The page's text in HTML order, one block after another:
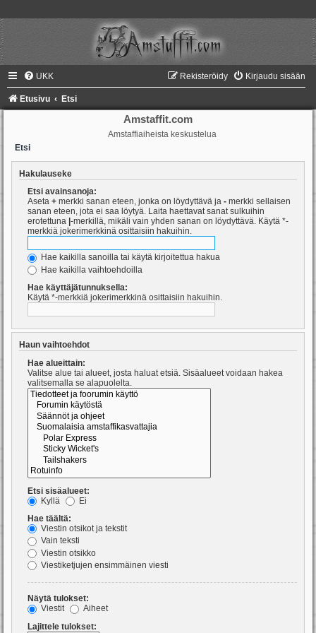
UKK Kirjaudu sisään
Rekisteröidy
Etusivu Etsi
Amstaffit.com
Amstaffiaiheista keskustelua
Etsi
Hakulauseke
Etsi avainsanoja:
Aseta + merkki sanan eteen, jonka on löydyttävä ja - merkki sellaisen
sanan eteen, jota ei saa löytyä. Laita haettavat sanat sulkuihin
erotettuna -merkillä, mikäli vain yhden sanan on löydyttävä. Käytä *-
merkkiä jokerimerkkinä osittaisiin hakuihin.
Hae kaikilla sanoilla tai käytä kirjoitettua hakua
Hae kaikilla vaihtoehdoilla
Hae käyttäjätunnuksella:
Käytä *-merkkiä jokerimerkkinä osittaisiin hakuihin.
Haun vaihtoehdot
Hae alueittain:
Valitse alue tai alueet, josta haluat etsiä. Sisäalueet voidaan hakea
valitsemalla se alapuolelta.
Etsi sisäalueet:
Kyllä
Ei
Hae täältä:
Viestin otsikot ja tekstit
Vain teksti
Viestin otsikko
Viestiketjujen ensimmäinen viesti
Näytä tulokset:
Viestit
Aiheet
Lajittele tulokset: